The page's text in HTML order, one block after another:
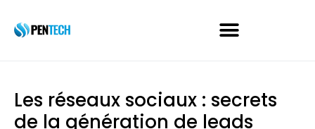
Les réseaux sociaux : secrets
de la génération de leads